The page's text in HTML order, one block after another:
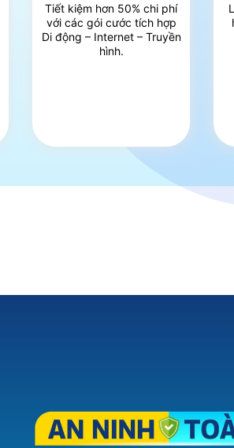
Tiết kiệm hơn 50% chi phí
với các gói cước tích hợp
Di động – Internet – Truyền
hình.